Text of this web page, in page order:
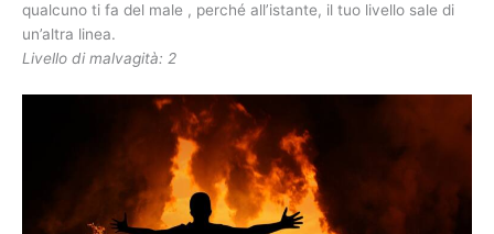
Cancro